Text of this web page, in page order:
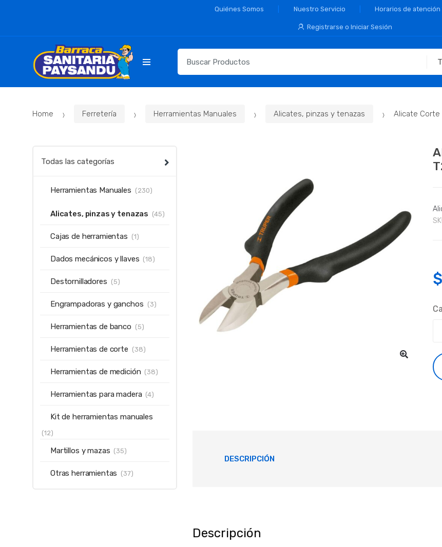
Quiénes Somos Nuestro Servicio Horarios de
Registrarse o Iniciar Sesión
para:
Home Ferretería Herramientas Manuales Alicates, pinzas y tenazas Alicate Corte
$
DESCRIPCIÓN
Descripción
Todas las categorías
Herramientas Manuales (230)
Alicates, pinzas y tenazas (45)
Cajas de herramientas (1)
Dados mecánicos y llaves (18)
Destornilladores (5)
Engrampadoras y ganchos (3)
Herramientas de banco (5)
Herramientas de corte (38)
Herramientas de medición (38)
Herramientas para madera (4)
Kit de herramientas manuales
(12)
Martillos y mazas (35)
Otras herramientas (37)